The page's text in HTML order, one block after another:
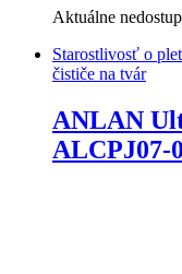
Aktuálne
Starostlivosť o
čističe na tvár
ANLAN
ALCPJ07-